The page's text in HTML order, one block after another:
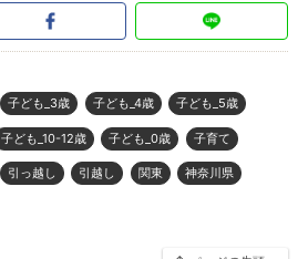
子ども_3歳 子ども_4歳 子ども_5歳
子ども_10-12歳 子ども_0歳 子育て
引っ越し 引越し 関東 神奈川県